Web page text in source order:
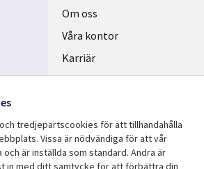
Useful
links
SWEDEN
Om oss
Våra kontor
Karriär
Hållbarhet
tredjepartscookies för att tillhandahålla
Vissa är nödvändiga för att vår
är inställda som standard. Andra är
in med ditt samtycke för att förbättra din